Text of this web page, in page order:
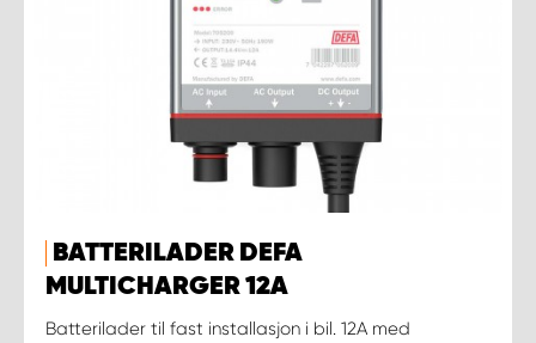
BATTERILADER DEFA
MULTICHARGER 12A
Batterilader til fast installasjon i bil. 12A med